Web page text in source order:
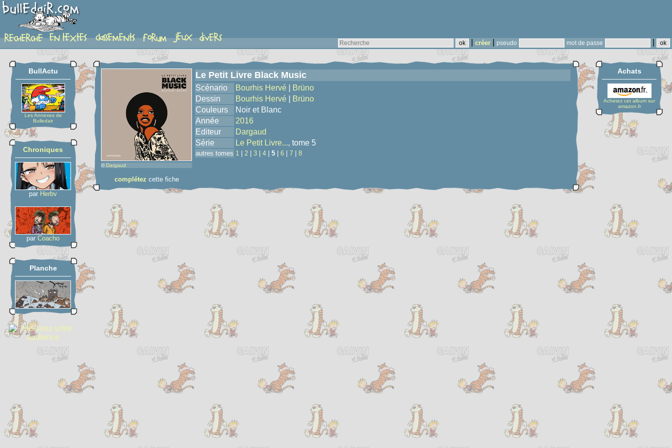
créer pseudo mot de passe
album
BullActu
Les Annexes de
Bulledair
Chroniques
par Herbv
par Coacho
Planche
© Dargaud
complétez cette fiche
Le Petit Livre Black Music
Scénario Bourhis Hervé
Brüno
Dessin
Bourhis Hervé
Brüno
Couleurs
Noir et Blanc
Année
2016
Editeur
Dargaud
Série
Le Petit Livre..., tome 5
autres tomes 1 2 3 4 5 6 7 8
Achats
Achetez cet album sur
amazon.fr